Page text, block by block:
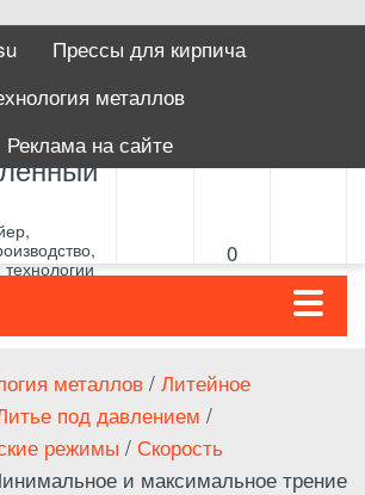
Прессы для кирпича
металлов
Реклама на сайте
0
металлов / Литейное
под давлением /
режимы / Скорость
и максимальное трение